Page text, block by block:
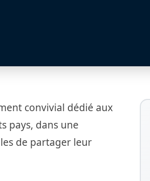
convivial dédié aux
pays, dans une
de partager leur